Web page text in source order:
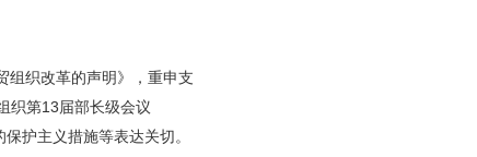
组织改革的声明》，重申支
织第13届部长级会议
护主义措施等表达关切。